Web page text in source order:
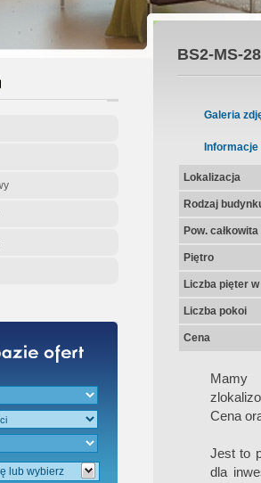
Pośrednicy
Zwrotu Zadatku
Umowa
BS2-MS-
Galeria
Informacje
Lokalizacja
Rodzaj
Pow.
Piętro
Liczba pięter
Liczba pokoi
Cena
Mamy
Cena
Jest to
dla